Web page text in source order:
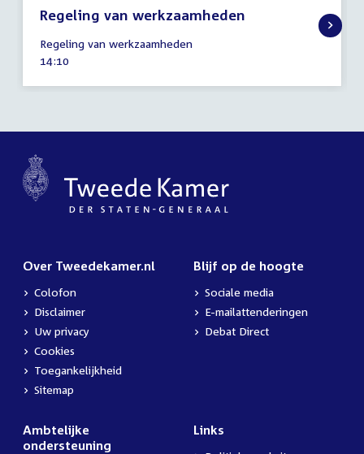
Regeling van werkzaamheden
september
2022
Regeling van werkzaamheden
Tijd
14:10
Over Tweedekamer.nl
Colofon
Disclaimer
Uw privacy
Cookies
Toegankelijkheid
Sitemap
Blijf op de hoogte
Sociale media
E-mailattenderingen
Debat Direct
Ambtelijke
ondersteuning
Links